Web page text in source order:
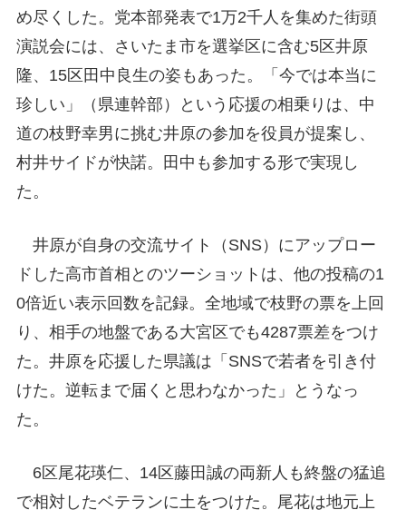
め尽くした。党本部発表で1万2千人を集めた街頭
演説会には、さいたま市を選挙区に含む5区井原
隆、15区田中良生の姿もあった。「今では本当に
珍しい」（県連幹部）という応援の相乗りは、中
道の枝野幸男に挑む井原の参加を役員が提案し、
村井サイドが快諾。田中も参加する形で実現し
た。
井原が自身の交流サイト（SNS）にアップロー
ドした高市首相とのツーショットは、他の投稿の1
0倍近い表示回数を記録。全地域で枝野の票を上回
り、相手の地盤である大宮区でも4287票差をつけ
た。井原を応援した県議は「SNSで若者を引き付
けた。逆転まで届くと思わなかった」とうなっ
た。
6区尾花瑛仁、14区藤田誠の両新人も終盤の猛追
で相対したベテランに土をつけた。尾花は地元上